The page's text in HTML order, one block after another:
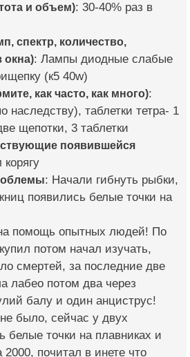
и объем): 30-40% раз в
спектр, количество,
окна): Лампы диодные слабые
(к5 40w)
как часто, как много):
наследству), таблетки тетра- 1
щепотки, 3 таблетки
появившейся
: Начали гибнуть рыбки,
появились белые точки на
помощь опытных людей! По
потом начал изучать,
смертей, за последние две
лабео потом два через
балу и один анциструс!
было, сейчас у двух
белые точки на плавниках и
почитал в инете что